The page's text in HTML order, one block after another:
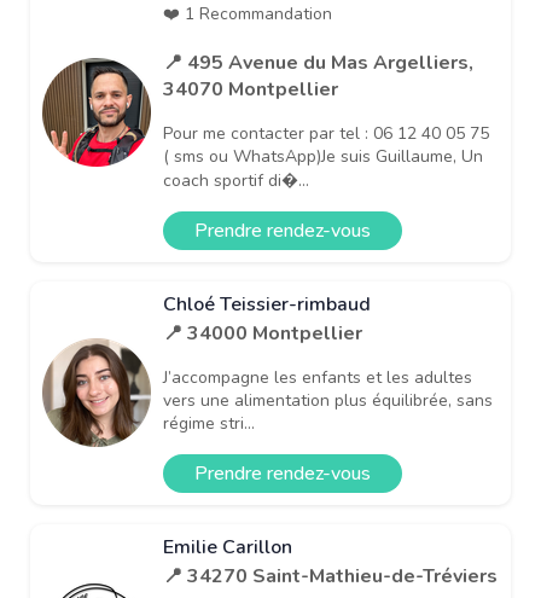
❤️ 1 Recommandation
📍 495 Avenue du Mas Argelliers,
34070 Montpellier
Pour me contacter par tel : 06 12 40 05 75
( sms ou WhatsApp)Je suis Guillaume, Un
coach sportif di�...
Prendre rendez-vous
Chloé Teissier-rimbaud
📍 34000 Montpellier
J’accompagne les enfants et les adultes
vers une alimentation plus équilibrée, sans
régime stri...
Prendre rendez-vous
Emilie Carillon
📍 34270 Saint-Mathieu-de-Tréviers